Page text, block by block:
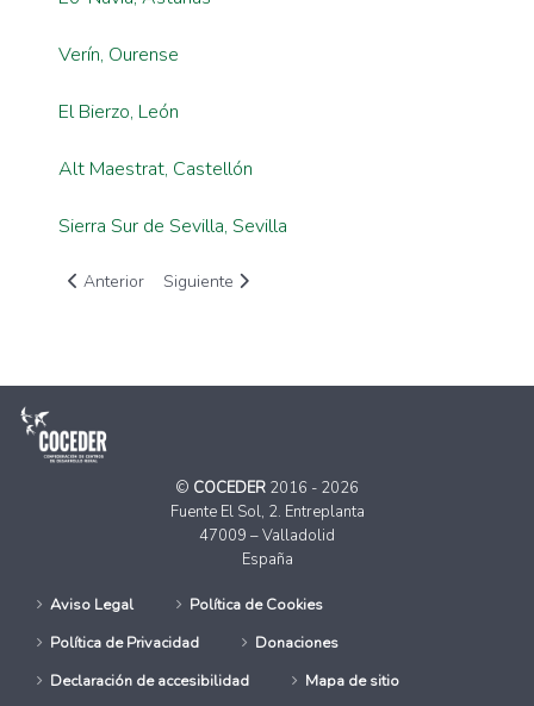
Verín, Ourense
El Bierzo, León
Alt Maestrat, Castellón
Sierra Sur de Sevilla, Sevilla
Artículo anterior: Investigación Sociológica sobre el
Anterior Artículo siguiente: Investigación sobre Racismo
Siguiente
© COCEDER 2016 - 2026
Fuente El Sol, 2. Entreplanta
47009 – Valladolid
España
Aviso Legal
Política de Cookies
Política de Privacidad
Donaciones
Declaración de accesibilidad
Mapa de sitio